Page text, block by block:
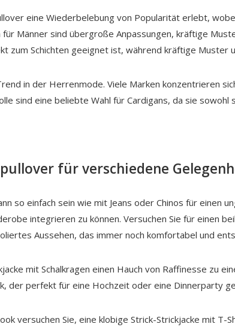
eine Wiederbelebung von Popularität erlebt,
Männer sind übergroße Anpassungen, kräftige
zum Schichten geeignet ist, während kräftige Muster
in der Herrenmode. Viele Marken konzentrieren
sind eine beliebte Wahl für Cardigans, da sie
für verschiedene
so einfach sein wie mit Jeans oder Chinos für einen
integrieren zu können. Versuchen Sie für einen
Aussehen, das immer noch komfortabel und
mit Schalkragen einen Hauch von Raffinesse zu
der perfekt für eine Hochzeit oder eine Dinnerparty
versuchen Sie, eine klobige Strick-Strickjacke mit